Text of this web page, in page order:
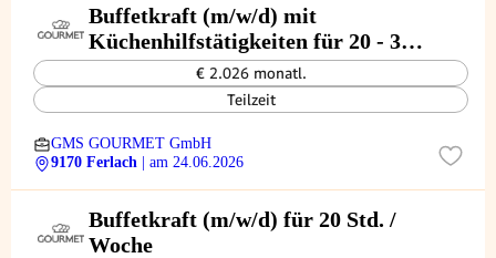
Buffetkraft (m/w/d) mit
Küchenhilfstätigkeiten für 20 - 30
Std. / Woche€ 2.026 monatl.
Teilzeit
GMS GOURMET GmbH
9170 Ferlach
| am 24.06.2026
Buffetkraft (m/w/d) für 20 Std. /
Woche